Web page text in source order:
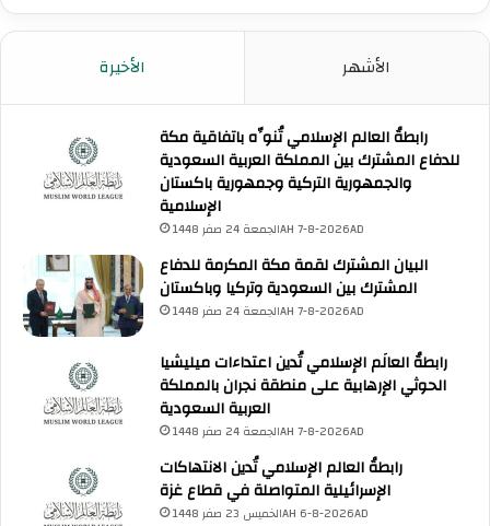
الأخيرة الأشهر
رابطةُ العالم الإسلامي تُنوِّه باتفاقية مكة
للدفاع المشترك بين المملكة العربية السعودية
والجمهورية التركية وجمهورية باكستان
الإسلامية
الجمعة 24 صفر 1448AH 7-8-2026AD
البيان المشترك لقمة مكة المكرمة للدفاع
المشترك بين السعودية وتركيا وباكستان
الجمعة 24 صفر 1448AH 7-8-2026AD
رابطةُ العالَم الإسلامي تُدين اعتداءات ميليشيا
الحوثي الإرهابية على منطقة نجران بالمملكة
العربية السعودية
الجمعة 24 صفر 1448AH 7-8-2026AD
رابطةُ العالم الإسلامي تُدين الانتهاكات
الإسرائيلية المتواصلة في قطاع غزة
الخميس 23 صفر 1448AH 6-8-2026AD